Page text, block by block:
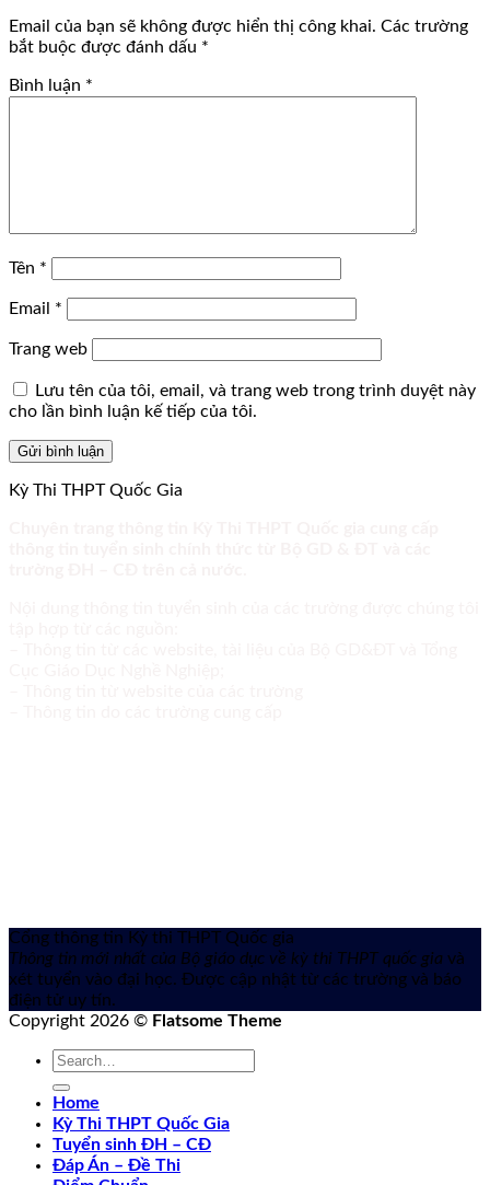
Email của bạn sẽ không được hiển thị công khai. Các trường
bắt buộc được đánh dấu *
Bình luận *
Tên *
Email *
Trang web
Lưu tên của tôi, email, và trang web trong trình duyệt này
cho lần bình luận kế tiếp của tôi.
Kỳ Thi THPT Quốc Gia
Cổng thông tin Kỳ thi THPT Quốc gia
Thông tin mới nhất của Bộ giáo dục về kỳ thi THPT quốc gia và
xét tuyển vào đại học. Được cập nhật từ các trường và báo
điện tử uy tín.
Copyright 2026 © Flatsome Theme
Home
Kỳ Thi THPT Quốc Gia
Tuyển sinh ĐH – CĐ
Đáp Án – Đề Thi